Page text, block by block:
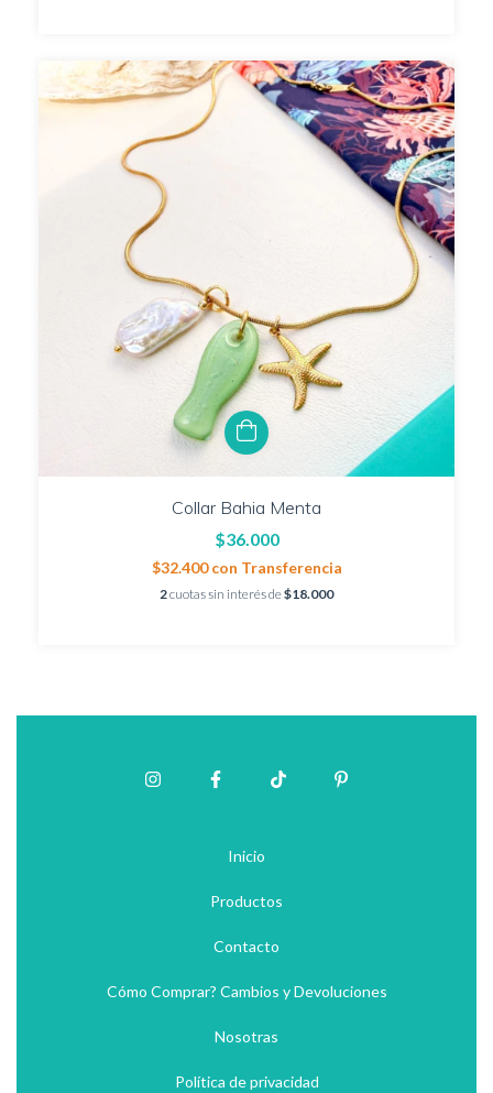
Collar Bahia Menta
$36.000
$32.400con Transferencia
2cuotas sin interés de$18.000
Inicio
Productos
Contacto
Cómo Comprar? Cambios y Devoluciones
Nosotras
Política de privacidad